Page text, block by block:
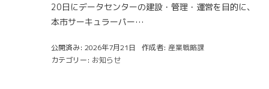
20日にデータセンターの建設・管理・運営を目的に、
本市サーキュラーパー…
公開済み: 2026年7月21日 作成者: 産業戦略課
カテゴリー: お知らせ